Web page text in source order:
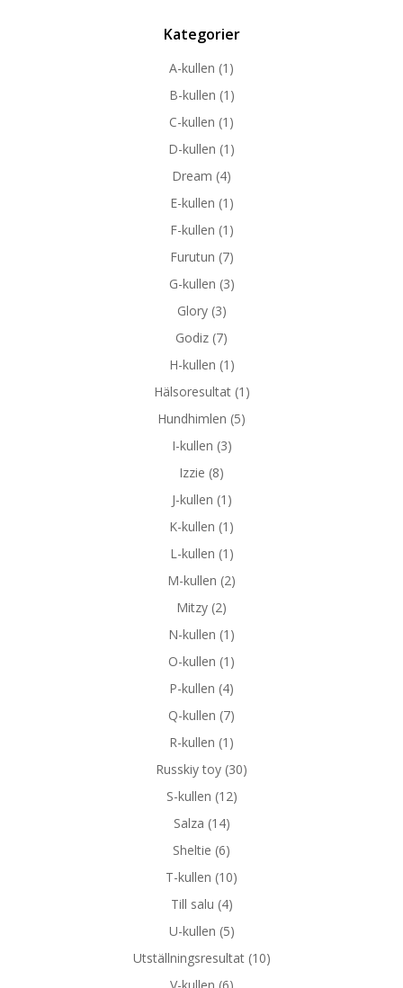
Kategorier
A-kullen (1)
B-kullen (1)
C-kullen (1)
D-kullen (1)
Dream (4)
E-kullen (1)
F-kullen (1)
Furutun (7)
G-kullen (3)
Glory(3)
Godiz (7)
H-kullen (1)
Hälsoresultat(1)
Hundhimlen (5)
I-kullen (3)
Izzie (8)
J-kullen (1)
K-kullen (1)
L-kullen (1)
M-kullen (2)
Mitzy (2)
N-kullen (1)
O-kullen (1)
P-kullen (4)
Q-kullen (7)
R-kullen (1)
Russkiy toy (30)
S-kullen (12)
Salza (14)
Sheltie (6)
T-kullen (10)
Till salu (4)
U-kullen (5)
Utställningsresultat(10)